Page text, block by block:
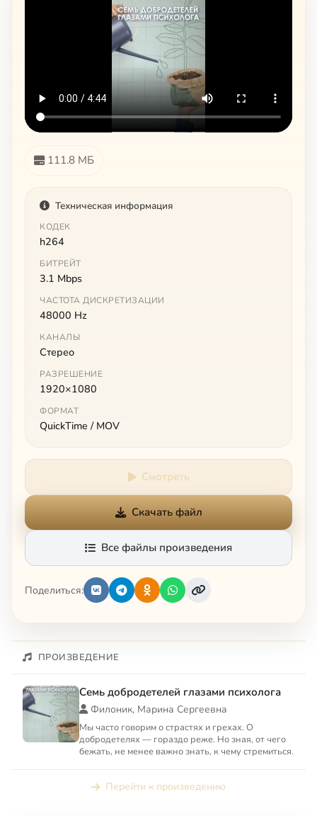
111.8 МБ
Техническая информация
КОДЕК
h264
БИТРЕЙТ
3.1 Mbps
ЧАСТОТА ДИСКРЕТИЗАЦИИ
48000 Hz
КАНАЛЫ
Стерео
РАЗРЕШЕНИЕ
1920×1080
ФОРМАТ
QuickTime / MOV
Смотреть
Скачать файл
Все файлы произведения
Поделиться:
ПРОИЗВЕДЕНИЕ
Семь добродетелей глазами психолога
Филоник, Марина Сергеевна
Мы часто говорим о страстях и грехах. О
добродетелях — гораздо реже. Но зная, от чего
бежать, не менее важно знать, к чему стремиться.
Перейти к произведению